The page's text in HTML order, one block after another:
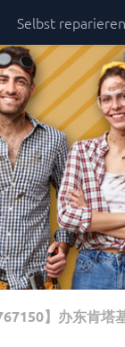
Selbst reparieren
】办东肯塔